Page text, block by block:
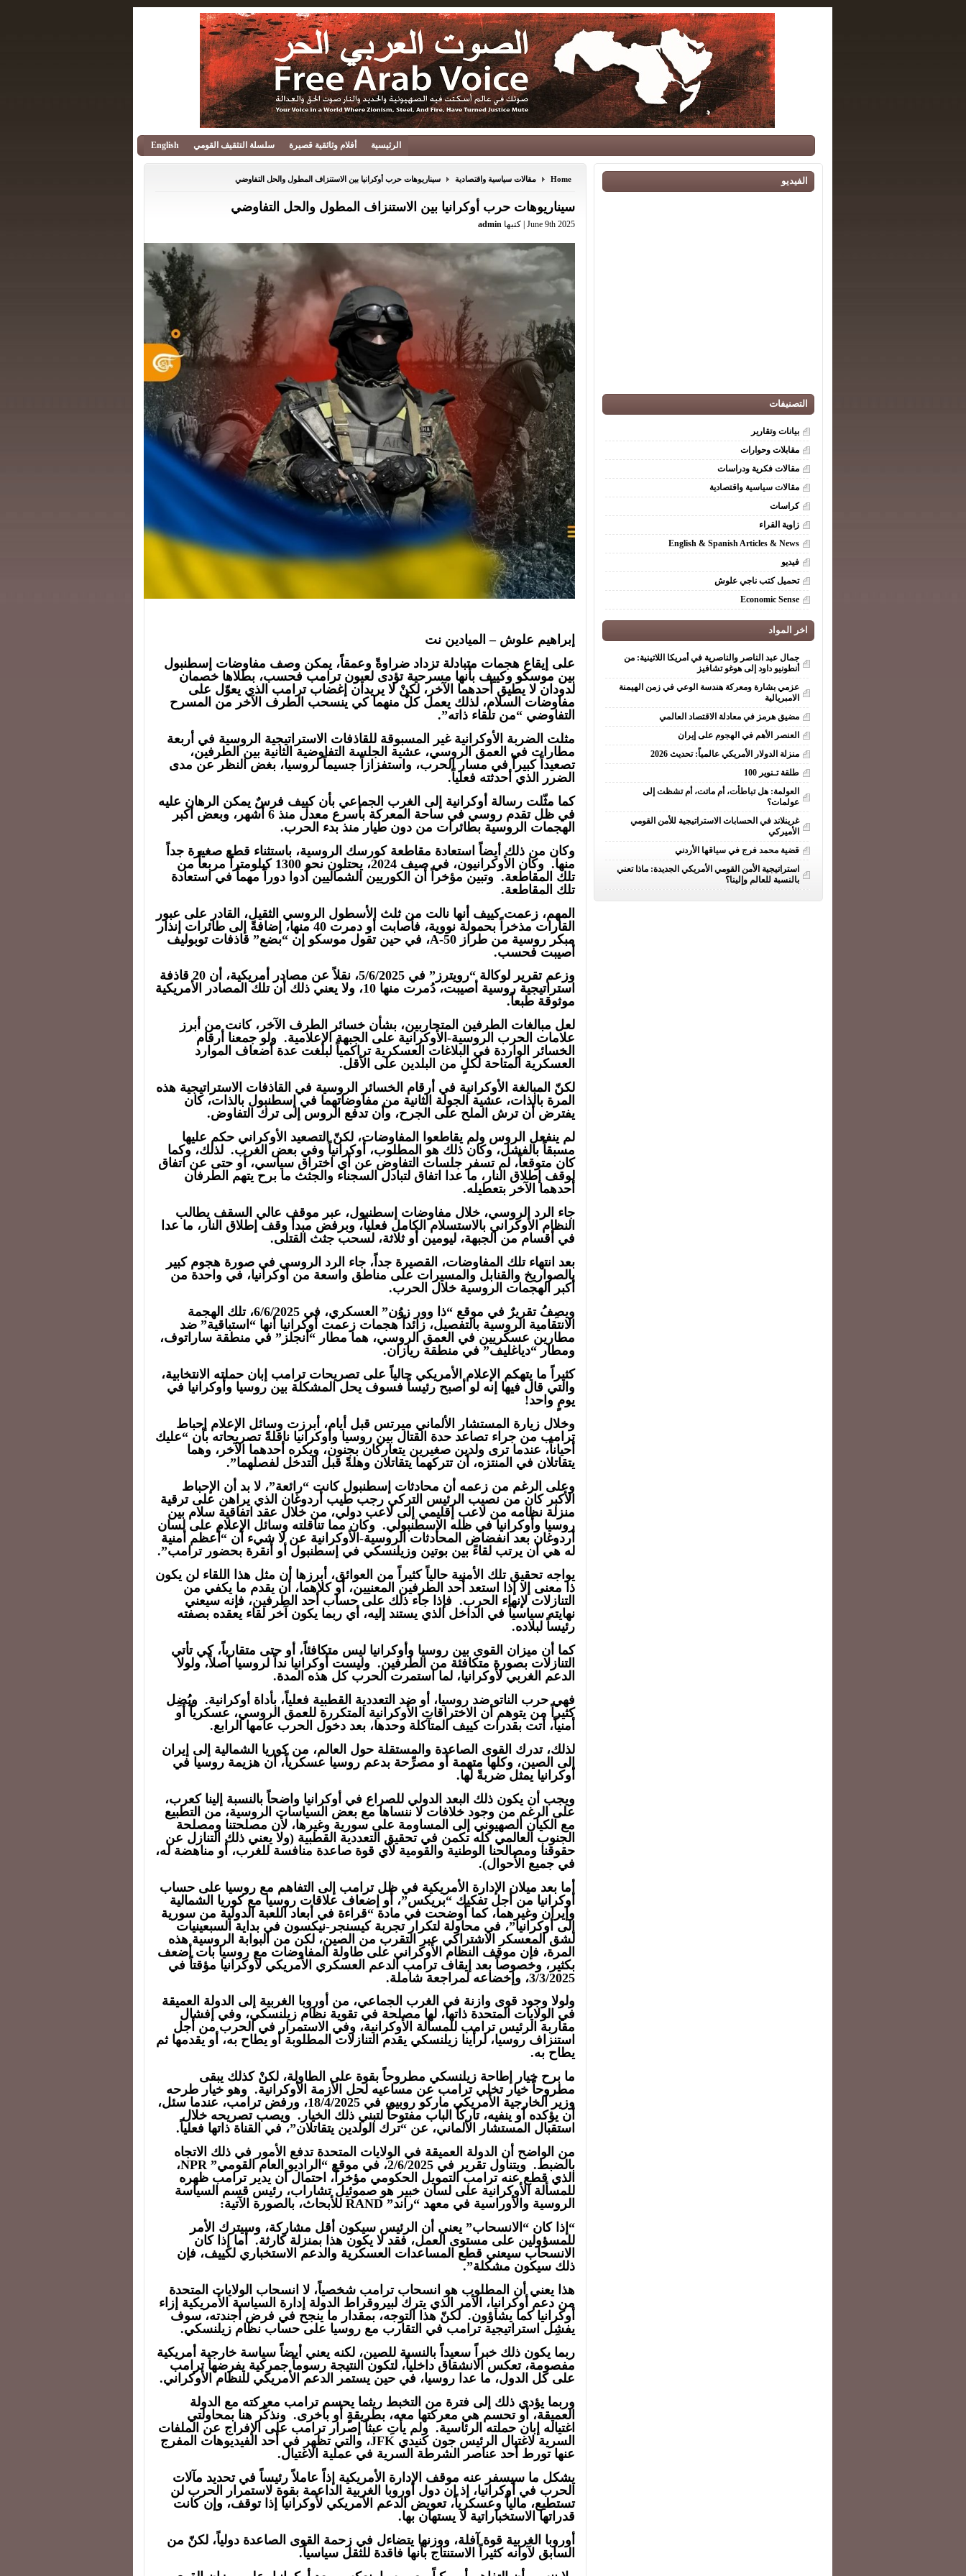
الرئيسية أفلام وثائقية قصيرة سلسلة التثقيف القومي English
Home مقالات سياسية واقتصادية سيناريوهات حرب أوكرانيا بين الاستنزاف المطول والحل التفاوضي
سيناريوهات حرب أوكرانيا بين الاستنزاف المطول والحل التفاوضي
June 9th 2025 | كتبها admin
إبراهيم علوش – الميادين نت
على إيقاع هجمات متبادلة تزداد ضراوةً وعمقاً، يمكن وصف مفاوضات إسطنبول
بين موسكو وكييف بأنها مسرحية تؤدى لعيون ترامب فحسب، بطلاها خصمان
لدودان لا يطيق أحدهما الآخر، لكنْ لا يريدان إغضاب ترامب الذي يعوّل على
مفاوضات السلام، لذلك يعمل كلٌ منهما كي ينسحب الطرف الآخر من المسرح
التفاوضي “من تلقاء ذاته”.
مثلت الضربة الأوكرانية غير المسبوقة للقاذفات الاستراتيجية الروسية في أربعة
مطارات في العمق الروسي، عشية الجلسة التفاوضية الثانية بين الطرفين،
تصعيداً كبيراً في مسار الحرب، واستفزازاً جسيماً لروسيا، بغض النظر عن مدى
الضرر الذي أحدثته فعلياً.
كما مثّلت رسالة أوكرانية إلى الغرب الجماعي بأن كييف فرسٌ يمكن الرهان عليه
في ظل تقدم روسي في ساحة المعركة بأسرع معدل منذ 6 أشهر، وبعض أكبر
الهجمات الروسية بطائرات من دون طيار منذ بدء الحرب.
وكان من ذلك أيضاً استعادة مقاطعة كورسك الروسية، باستثناء قطع صغيرة جداً
منها. وكان الأوكرانيون، في صيف 2024، يحتلون نحو 1300 كيلومتراً مربعأً من
تلك المقاطعة. وتبين مؤخراً أن الكوريين الشماليين أدوا دوراً مهماً في استعادة
تلك المقاطعة.
المهم، زعمت كييف أنها نالت من ثلث الأسطول الروسي الثقيل، القادر على عبور
القارات مذخراً بحمولة نووية، فأصابت أو دمرت 40 منها، إضافةً إلى طائرات إنذار
مبكر روسية من طراز A-50، في حين تقول موسكو إن “بضع” قاذفات توبوليف
أصيبت فحسب.
وزعم تقرير لوكالة “رويترز” في 5/6/2025، نقلاً عن مصادر أمريكية، أن 20 قاذفة
استراتيجية روسية أصيبت، دُمرت منها 10، ولا يعني ذلك أن تلك المصادر الأمريكية
موثوقة طبعاً.
لعل مبالغات الطرفين المتحاربين، بشأن خسائر الطرف الآخر، كانت من أبرز
علامات الحرب الروسية-الأوكرانية على الجبهة الإعلامية. ولو جمعنا أرقام
الخسائر الواردة في البلاغات العسكرية تراكمياً لبلغت عدة أضعاف الموارد
العسكرية المتاحة لكلٍ من البلدين على الأقل.
لكنّ المبالغة الأوكرانية في أرقام الخسائر الروسية في القاذفات الاستراتيجية هذه
المرة بالذات، عشية الجولة الثانية من مفاوضاتهما في إسطنبول بالذات، كان
يفترض أن ترش الملح على الجرح، وأن تدفع الروس إلى ترك التفاوض.
لم ينفعل الروس ولم يقاطعوا المفاوضات، لكنّ التصعيد الأوكراني حكم عليها
مسبقاً بالفشل، وكان ذلك هو المطلوب، أوكرانياً وفي بعض الغرب. لذلك، وكما
كان متوقعاً، لم تسفر جلسات التفاوض عن أي اختراق سياسي، أو حتى عن اتفاق
لوقف إطلاق النار، ما عدا اتفاق لتبادل السجناء والجثث ما برح يتهم الطرفان
أحدهما الآخر بتعطيله.
جاء الرد الروسي، خلال مفاوضات إسطنبول، عبر موقف عالي السقف يطالب
النظام الأوكراني بالاستسلام الكامل فعلياً، وبرفض مبدأ وقف إطلاق النار، ما عدا
في أقسام من الجبهة، ليومين أو ثلاثة، لسحب جثث القتلى.
بعد انتهاء تلك المفاوضات، القصيرة جداً، جاء الرد الروسي في صورة هجوم كبير
بالصواريخ والقنابل والمسيرات على مناطق واسعة من أوكرانيا، في واحدة من
أكبر الهجمات الروسية خلال الحرب.
ويصِفُ تقريرٌ في موقع “ذا وور زوُن” العسكري، في 6/6/2025، تلك الهجمة
الانتقامية الروسية بالتفصيل، زائداً هجمات زعمت أوكرانيا أنها “استباقية” ضد
مطارين عسكريين في العمق الروسي، هما مطار “أنجلز” في منطقة ساراتوف،
ومطار “دياغليف” في منطقة ريازان.
كثيراً ما يتهكم الإعلام الأمريكي حالياً على تصريحات ترامب إبان حملته الانتخابية،
والتي قال فيها إنه لو أصبح رئيساً فسوف يحل المشكلة بين روسيا وأوكرانيا في
يومٍ واحد!
وخلال زيارة المستشار الألماني ميرتس قبل أيام، أبرزت وسائل الإعلام إحباط
ترامب من جراء تصاعد حدة القتال بين روسيا وأوكرانيا ناقلةً تصريحاته بأن “عليك
أحياناً، عندما ترى ولدين صغيرين يتعاركان بجنون، ويكره أحدهما الآخر، وهما
يتقاتلان في المنتزه، أن تتركهما يتقاتلان وهلةً قبل التدخل لفصلهما”.
وعلى الرغم من زعمه أن محادثات إسطنبول كانت “رائعة”، لا بد أن الإحباط
الأكبر كان من نصيب الرئيس التركي رجب طيب أردوغان الذي يراهن على ترقية
منزلة نظامه من لاعب إقليمي إلى لاعب دولي، من خلال عقد اتفاقية سلام بين
روسيا وأوكرانيا في ظله الإسطنبولي. وكان مما تناقلته وسائل الإعلام على لسان
أردوغان بعد انفضاض المحادثات الروسية-الأوكرانية عن لا شيء أن “أعظم أمنية
له هي أن يرتب لقاءً بين بوتين وزيلنسكي في إسطنبول أو أنقرة بحضور ترامب”.
يواجه تحقيق تلك الأمنية حالياً كثيراً من العوائق، أبرزها أن مثل هذا اللقاء لن يكون
ذا معنى إلا إذا استعد أحد الطرفين المعنيين، أو كلاهما، أن يقدم ما يكفي من
التنازلات لإنهاء الحرب. فإذا جاء ذلك على حساب أحد الطرفين، فإنه سيعني
نهايته سياسياً في الداخل الذي يستند إليه، أي ربما يكون آخر لقاء يعقده بصفته
رئيساً لبلاده.
كما أن ميزان القوى بين روسيا وأوكرانيا ليس متكافئاً، أو حتى متقارباً، كي تأتي
التنازلات بصورة متكافئة من الطرفين. وليست أوكرانيا نداً لروسيا أصلاً، ولولا
الدعم الغربي لأوكرانيا، لما استمرت الحرب كل هذه المدة.
فهي حرب الناتو ضد روسيا، أو ضد التعددية القطبية فعلياً، بأداة أوكرانية. ويُضِل
كثيراً من يتوهم أن الاختراقات الأوكرانية المتكررة للعمق الروسي، عسكرياً أو
أمنياً، أتت بقدرات كييف المتآكلة وحدها، بعد دخول الحرب عامها الرابع.
لذلك، تدرك القوى الصاعدة والمستقلة حول العالم، من كوريا الشمالية إلى إيران
إلى الصين، وكلها متهمة أو مصرِّحة بدعم روسيا عسكرياً، أن هزيمة روسيا في
أوكرانيا يمثل ضربةً لها.
ويجب أن يكون ذلك البعد الدولي للصراع في أوكرانيا واضحاً بالنسبة إلينا كعرب،
على الرغم من وجود خلافات لا ننساها مع بعض السياسات الروسية، من التطبيع
مع الكيان الصهيوني إلى المساومة على سورية وغيرها، لأن مصلحتنا ومصلحة
الجنوب العالمي كله تكمن في تحقيق التعددية القطبية (ولا يعني ذلك التنازل عن
حقوقنا ومصالحنا الوطنية والقومية لأي قوة صاعدة منافسة للغرب، أو مناهضة له،
في جميع الأحوال).
أما بعد ميلان الإدارة الأمريكية في ظل ترامب إلى التفاهم مع روسيا على حساب
أوكرانيا من أجل تفكيك “بريكس”، أو إضعاف علاقات روسيا مع كوريا الشمالية
وإيران وغيرهما، كما أوضحت في مادة “قراءة في أبعاد اللعبة الدولية من سورية
إلى أوكرانيا”، في محاولة لتكرار تجربة كيسنجر-نيكسون في بداية السبعينيات
لشق المعسكر الاشتراكي عبر التقرب من الصين، لكن من البوابة الروسية هذه
المرة، فإن موقف النظام الأوكراني على طاولة المفاوضات مع روسيا بات أضعف
بكثير، وخصوصاً بعد إيقاف ترامب الدعم العسكري الأمريكي لأوكرانيا مؤقتاً في
3/3/2025، وإخضاعه لمراجعة شاملة.
ولولا وجود قوى وازنة في الغرب الجماعي، من أوروبا الغربية إلى الدولة العميقة
في الولايات المتحدة ذاتها، لها مصلحة في تقوية نظام زيلنسكي، وفي إفشال
مقاربة الرئيس ترامب للمسألة الأوكرانية، وفي الاستمرار في الحرب من أجل
استنزاف روسيا، لرأينا زيلنسكي يقدم التنازلات المطلوبة أو يطاح به، أو يقدمها ثم
يطاح به.
ما برح خيار إطاحة زيلنسكي مطروحاً بقوة على الطاولة، لكنْ كذلك يبقى
مطروحاً خيار تخلي ترامب عن مساعيه لحل الأزمة الأوكرانية. وهو خيار طرحه
وزير الخارجية الأمريكي ماركو روبيو، في 18/4/2025، ورفض ترامب، عندما سئل،
أن يؤكده أو ينفيه، تاركاً الباب مفتوحاً لتبني ذلك الخيار. ويصب تصريحه خلال
استقبال المستشار الألماني، عن “ترك الولدين يتقاتلان”، في القناة ذاتها فعلياً.
من الواضح أن الدولة العميقة في الولايات المتحدة تدفع الأمور في ذلك الاتجاه
بالضبط. ويتناول تقرير في 2/6/2025، في موقع “الراديو العام القومي” NPR،
الذي قطع عنه ترامب التمويل الحكومي مؤخراً، احتمال أن يدير ترامب ظهره
للمسألة الأوكرانية على لسان خبير هو صموئيل تشاراب، رئيس قسم السياسة
الروسية والأوراسية في معهد “راند” RAND للأبحاث، بالصورة الآتية:
“إذا كان “الانسحاب” يعني أن الرئيس سيكون أقل مشاركة، وسيترك الأمر
للمسؤولين على مستوى العمل، فقد لا يكون هذا بمنزلة كارثة. أما إذا كان
الانسحاب سيعني قطع المساعدات العسكرية والدعم الاستخباري لكييف، فإن
ذلك سيكون مشكلة”.
هذا يعني أن المطلوب هو انسحاب ترامب شخصياً، لا انسحاب الولايات المتحدة
من دعم أوكرانيا، الأمر الذي يترك لبيروقراط الدولة إدارة السياسة الأمريكية إزاء
أوكرانيا كما يشاؤون. لكنّ هذا التوجه، بمقدار ما ينجح في فرض أجندته، سوف
يفشِل استراتيجية ترامب في التقارب مع روسيا على حساب نظام زيلنسكي.
ربما يكون ذلك خبراً سعيداً بالنسبة للصين، لكنه يعني أيضاً سياسة خارجية أمريكية
مفصومة، تعكس الانشقاق داخلياً، لتكون النتيجة رسوماً جمركية يفرضها ترامب
على كل الدول، ما عدا روسيا، في حين يستمر الدعم الأمريكي للنظام الأوكراني.
وربما يؤدي ذلك إلى فترة من التخبط ريثما يحسم ترامب معركته مع الدولة
العميقة، أو تحسم هي معركتها معه، بطريقةٍ أو بأخرى. ونذكّر هنا بمحاولتي
اغتياله إبان حملته الرئاسية. ولم يأتِ عبثاً إصرار ترامب على الإفراج عن الملفات
السرية لاغتيال الرئيس جون كنيدي JFK، والتي تظهر في أحد الفيديوهات المفرج
عنها تورط أحد عناصر الشرطة السرية في عملية الاغتيال.
يشكل ما سيسفر عنه موقف الإدارة الأمريكية إذاً عاملاً رئيساً في تحديد مآلات
الحرب في أوكرانيا، إذ إن دول أوروبا الغربية الداعمة بقوة لاستمرار الحرب لن
تستطيع، مالياً وعسكرياً، تعويض الدعم الأمريكي لأوكرانيا إذا توقف، وإن كانت
قدراتها الاستخباراتية لا يستهان بها.
أوروبا الغربية قوة آفلة، ووزنها يتضاءل في زحمة القوى الصاعدة دولياً، لكنّ من
السابق لآوانه كثيراً الاستنتاج بأنها فاقدة للثقل سياسياً.
الفيديو
التصنيفات
بيانات وتقارير
مقابلات وحوارات
مقالات فكرية ودراسات
مقالات سياسية واقتصادية
كراسات
زاوية القراء
English & Spanish Articles & News
فيديو
تحميل كتب ناجي علوش
Economic Sense
اخر المواد
جمال عبد الناصر والناصرية في أمريكا اللاتينية: من
أنطونيو داود إلى هوغو تشافيز
عزمي بشارة ومعركة هندسة الوعي في زمن الهيمنة
الامبريالية
مضيق هرمز في معادلة الاقتصاد العالمي
العنصر الأهم في الهجوم على إيران
منزلة الدولار الأمريكي عالمياً: تحديث 2026
طلقة تـنوير 100
العولمة: هل تباطأت، أم ماتت، أم تشظت إلى
عولمات؟
غرينلاند في الحسابات الاستراتيجية للأمن القومي
الأميركي
قضية محمد فرج في سياقها الأردني
استراتيجية الأمن القومي الأمريكي الجديدة: ماذا تعني
بالنسبة للعالم وإلينا؟